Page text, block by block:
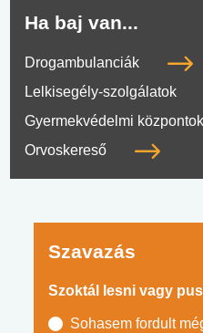
Ha baj van...
Drogambulanciák
Lelkisegély-szolgálatok
Gyermekvédelmi központok
Orvoskereső
Szavazás
Szoktál lesni vagy
Sohasem fordult